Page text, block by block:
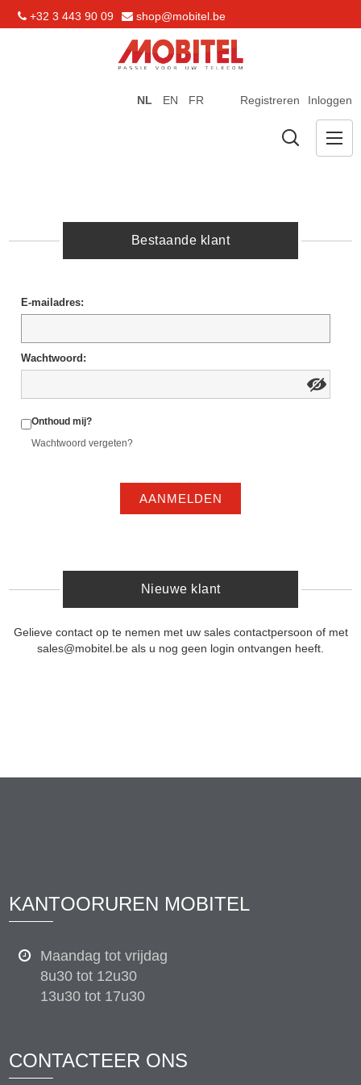
+32 3 443 90 09 shop@mobitel.be
Registreren Inloggen
NL EN FR
Bestaande klant
E-mailadres:
Wachtwoord:
Onthoud mij?
Wachtwoord vergeten?
AANMELDEN
Nieuwe klant
Gelieve contact op te nemen met uw sales contactpersoon of met
sales@mobitel.be als u nog geen login ontvangen heeft.
KANTOORUREN MOBITEL
Maandag tot vrijdag
8u30 tot 12u30
13u30 tot 17u30
CONTACTEER ONS